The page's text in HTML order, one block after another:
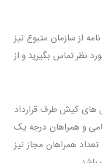
از سازمان متبوع نیز
نظر تماس بگیرید و از
های کیش طرف قرارداد
و همراهان درجه یک
همراهان مجاز نیز